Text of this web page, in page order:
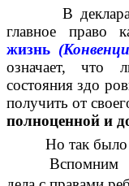
В
главное право
жизнь
означает, что
состояния здо
получить от
полноценной и
Но так было
Вспомним